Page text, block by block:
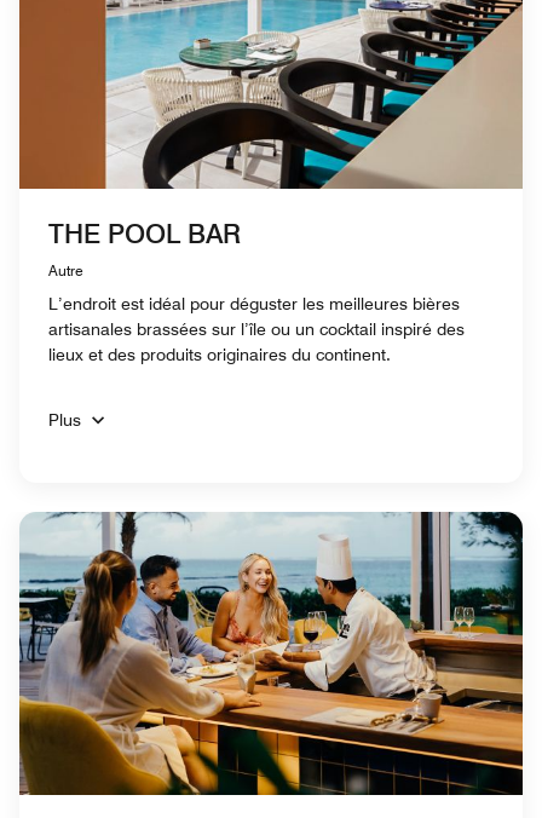
THE POOL BAR
Autre
L’endroit est idéal pour déguster les meilleures bières
artisanales brassées sur l’île ou un cocktail inspiré des
lieux et des produits originaires du continent.
Plus